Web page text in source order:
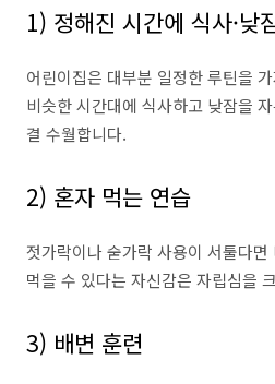
1) 정해진 시간에 식사·낮
어린이집은 대부분 일정한 루틴을
비슷한 시간대에 식사하고 낮잠을
결 수월합니다.
2) 혼자 먹는 연습
젓가락이나 숟가락 사용이 서툴다
먹을 수 있다는 자신감은 자립심을
3) 배변 훈련